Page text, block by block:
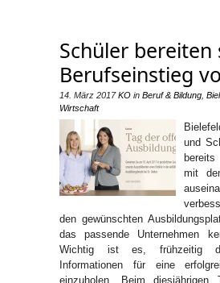
Schüler bereiten
Berufseinstieg
14. März 2017 KO in Beruf & Bildung
Wirtschaft
und
mit
den gewünschten
das passende Unternehmen
Wichtig ist es, frühzeitig
Informationen für eine
einzuholen. Beim diesjährigen